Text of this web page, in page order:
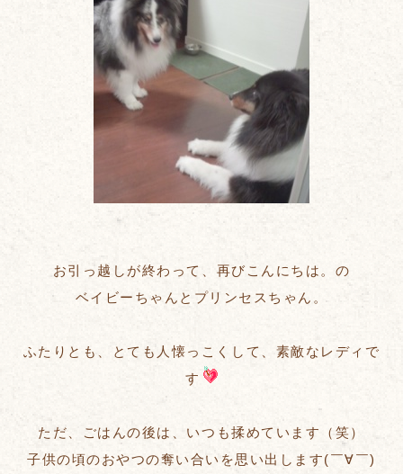
お引っ越しが終わって、再びこんにちは。の
ベイビーちゃんとプリンセスちゃん。
ふたりとも、とても人懐っこくして、素敵なレディで
す
ただ、ごはんの後は、いつも揉めています（笑）
子供の頃のおやつの奪い合いを思い出します(￣∀￣)